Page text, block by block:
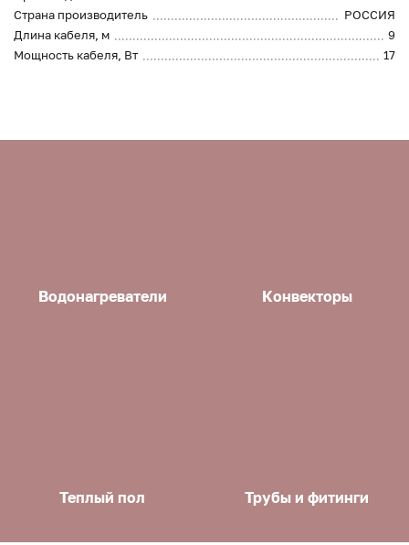
Страна производитель
РОССИЯ
Длина кабеля, м
9
Мощность кабеля, Вт
17
Водонагреватели Конвекторы
Теплый пол Трубы и фитинги